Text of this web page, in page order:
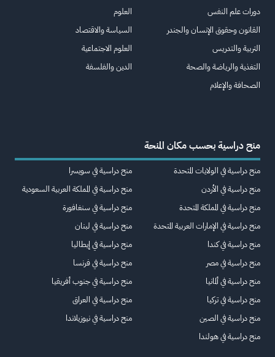
دورات علم النفس
القانون وحقوق الإنسان والجندر
التربية والتدريس
التغذية والرياضة والصحة
الصحافة والإعلام
العلوم
السياسة والاقتصاد
العلوم الاجتماعية
الدين والفلسفة
منح دراسية بحسب مكان المنحة
منح دراسية في الولايات المتحدة
منح دراسية في الأردن
منح دراسية في المملكة المتحدة
منح دراسية في الإمارات العربية المتحدة
منح دراسية في كندا
منح دراسية في مصر
منح دراسية في ألمانيا
منح دراسية في تركيا
منح دراسية في الصين
منح دراسية في هولندا
منح دراسية في سويسرا
منح دراسية في المملكة العربية السعودية
منح دراسية في سنغافورة
منح دراسية في لبنان
منح دراسية في إيطاليا
منح دراسية في فرنسا
منح دراسية في جنوب أفريقيا
منح دراسية في العراق
منح دراسية في نيوزيلاندا